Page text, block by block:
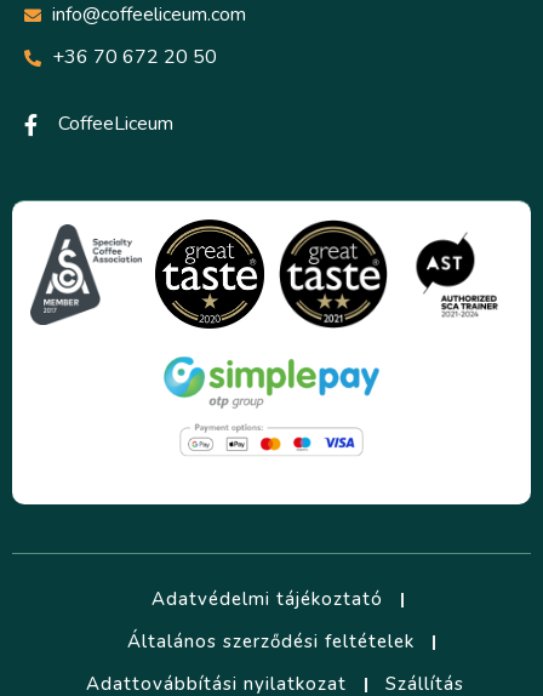
info@coffeeliceum.com
+36 70 672 20 50
CoffeeLiceum
Adatvédelmi tájékoztató
Általános szerződési feltételek
Adattovábbítási nyilatkozat
Szállítás